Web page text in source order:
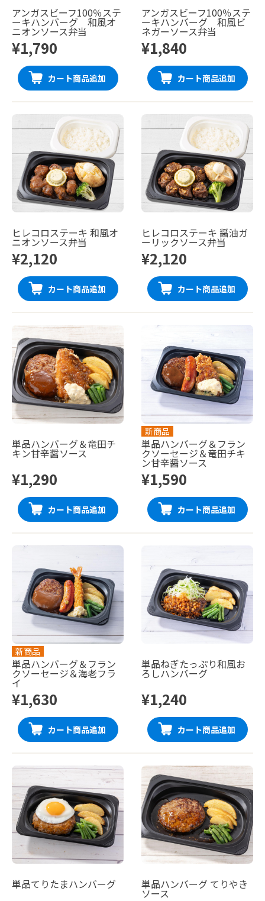
アンガスビーフ100％ステ
ーキハンバーグ 和風オ
ニオンソース弁当
¥1,790
カート商品追加
アンガスビーフ100％ステ
ーキハンバーグ 和風ビ
ネガーソース弁当
¥1,840
カート商品追加
ヒレコロステーキ 和風オ
ニオンソース弁当
¥2,120
カート商品追加
ヒレコロステーキ 醤油ガ
ーリックソース弁当
¥2,120
カート商品追加
単品ハンバーグ＆竜田チ
キン甘辛醤ソース
¥1,290
カート商品追加
新商品
単品ハンバーグ＆フラン
クソーセージ＆竜田チキ
ン甘辛醤ソース
¥1,590
カート商品追加
新商品
単品ハンバーグ＆フラン
クソーセージ＆海老フラ
イ
¥1,630
カート商品追加
単品ねぎたっぷり和風お
ろしハンバーグ
¥1,240
カート商品追加
単品てりたまハンバーグ 単品ハンバーグ てりやき
ソース